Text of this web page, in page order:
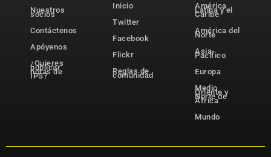
Nuestros
socios
Contáctenos
Apóyenos
¿Quieres
publicar
notas de
IPS?
Inicio
Twitter
Facebook
Flickr
Reglas de
comunidad
América
Latina y el
Caribe
América del
Norte
Asia-
Pacífico
Europa
Medio
Oriente y
Norte de
África
Mundo